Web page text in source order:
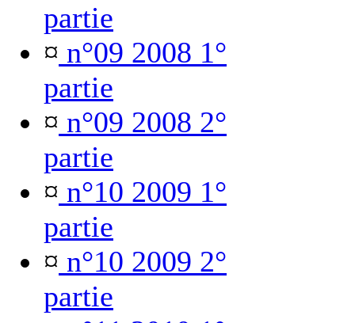
partie
¤ n°09 2008 1°
partie
¤ n°09 2008 2°
partie
¤ n°10 2009 1°
partie
¤ n°10 2009 2°
partie